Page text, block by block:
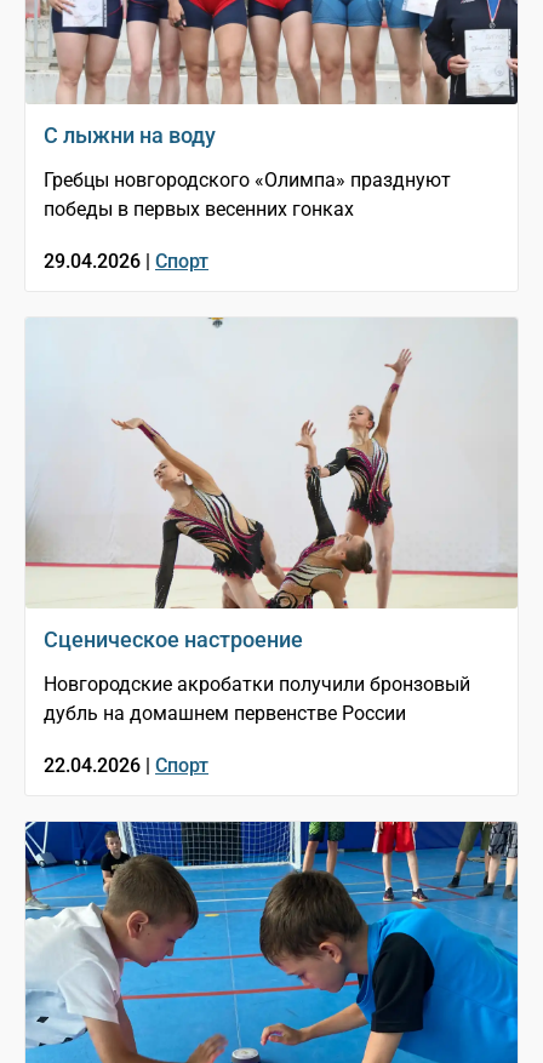
С лыжни на воду
Гребцы новгородского «Олимпа» празднуют
победы в первых весенних гонках
29.04.2026 | Спорт
Сценическое настроение
Новгородские акробатки получили бронзовый
дубль на домашнем первенстве России
22.04.2026 | Спорт